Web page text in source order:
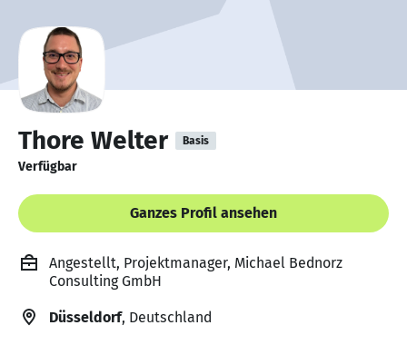
Thore Welter Basis
Verfügbar
Ganzes Profil ansehen
Angestellt, Projektmanager, Michael Bednorz
Consulting GmbH
Düsseldorf, Deutschland